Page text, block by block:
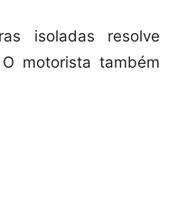
isoladas resolve
motorista também